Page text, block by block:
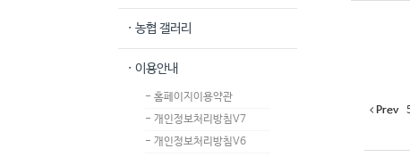
· 농협 갤러리
· 이용안내
- 홈페이지이용약관
- 개인정보처리방침V7
- 개인정보처리방침V6
Prev